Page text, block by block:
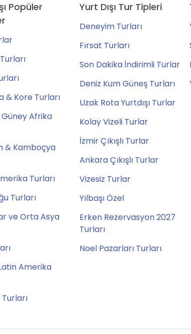
Popüler
& Kore Turları
Afrika
& Kamboçya
Turları
Turları
ve Orta Asya
Amerika
Yurt Dışı Tur Tipleri
Deneyim Turları
Fırsat Turları
Son Dakika İndirimli Turlar
Deniz Kum Güneş Turları
Uzak Rota Yurtdışı Turlar
Kolay Vizeli Turlar
İzmir Çıkışlı Turlar
Ankara Çıkışlı Turlar
Vizesiz Turlar
Yılbaşı Özel
Erken Rezervasyon 2027
Turları
Noel Pazarları Turları